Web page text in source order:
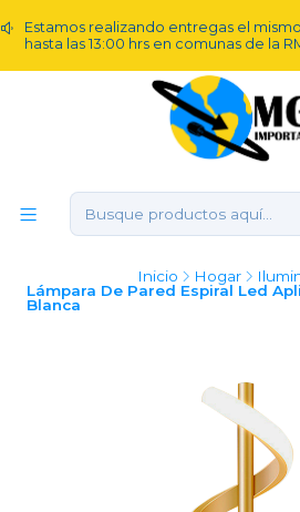
Estamos realizando entregas el
hasta las 13:00 hrs en comunas de la
Inicio Hogar
Lámpara De Pared Espiral Led
Blanca